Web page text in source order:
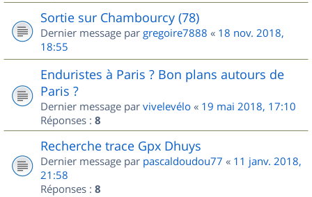
Sortie sur Chambourcy (78)
Dernier message par gregoire7888 « 18 nov. 2018,
18:55
Enduristes à Paris ? Bon plans autours de
Paris ?
Dernier message par vivelevélo « 19 mai 2018, 17:10
Réponses : 8
Recherche trace Gpx Dhuys
Dernier message par pascaldoudou77 « 11 janv. 2018,
21:58
Réponses : 8